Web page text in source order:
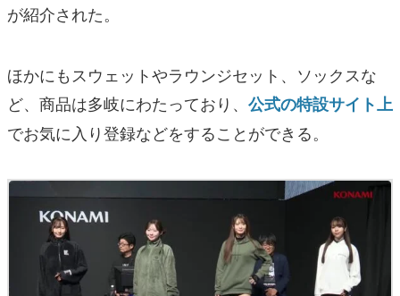
が紹介された。
ほかにもスウェットやラウンジセット、ソックスな
ど、商品は多岐にわたっており、 公式の特設サイト上
でお気に入り登録などをすることができる。